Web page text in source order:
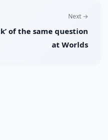
Next →
of the same question
at Worlds